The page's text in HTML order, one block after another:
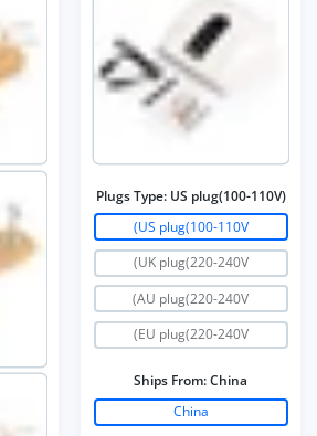
Plugs Type: US plug(100-110V)
US plug(100-110V)
UK plug(220-240V)
AU plug(220-240V)
EU plug(220-240V)
Ships From:China
China